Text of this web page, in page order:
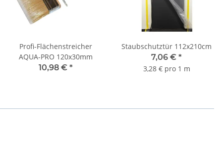
Profi-Flächenstreicher
AQUA-PRO 120x30mm
10,98 € *
Staubschutztür 112x210cm
7,06 € *
3,28 € pro 1 m